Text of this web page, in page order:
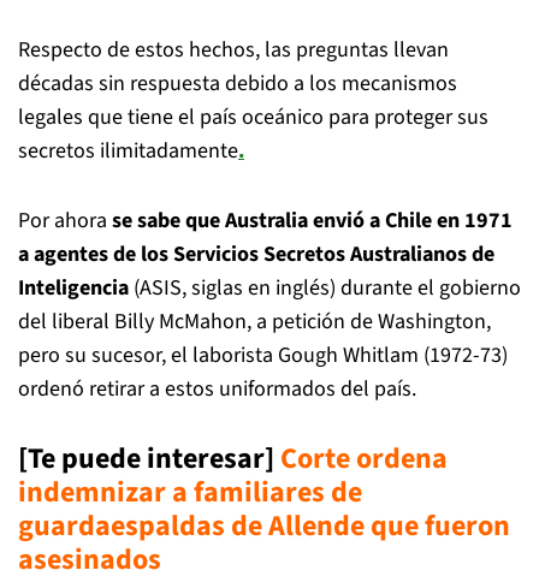
Respecto de estos hechos, las preguntas llevan
décadas sin respuesta debido a los mecanismos
legales que tiene el país oceánico para proteger sus
secretos ilimitadamente.
Por ahora se sabe que Australia envió a Chile en 1971
a agentes de los Servicios Secretos Australianos de
Inteligencia (ASIS, siglas en inglés) durante el gobierno
del liberal Billy McMahon, a petición de Washington,
pero su sucesor, el laborista Gough Whitlam (1972-73)
ordenó retirar a estos uniformados del país.
[Te puede interesar] Corte ordena
indemnizar a familiares de
guardaespaldas de Allende que fueron
asesinados